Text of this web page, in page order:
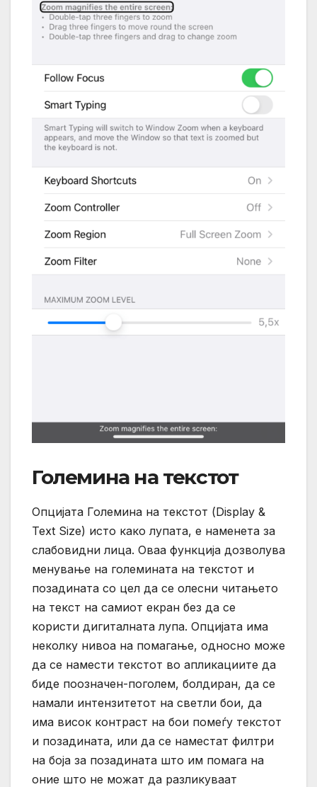
Големина на текстот
Опцијата Големина на текстот (Display &
Text Size) исто како лупата, е наменета за
слабовидни лица. Оваа функција дозволува
менување на големината на текстот и
позадината со цел да се олесни читањето
на текст на самиот екран без да се
користи дигиталната лупа. Опцијата има
неколку нивоа на помагање, односно може
да се намести текстот во апликациите да
биде поозначен-поголем, болдиран, да се
намали интензитетот на светли бои, да
има висок контраст на бои помеѓу текстот
и позадината, или да се наместат филтри
на боја за позадината што им помага на
оние што не можат да разликуваат